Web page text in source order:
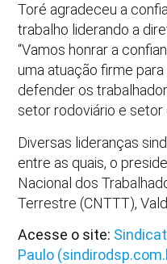
Toré agradeceu a
trabalho liderando a
“Vamos honrar a
uma atuação firme
defender os
setor rodoviário e setor
Diversas lideranças
entre as quais, o
Nacional dos
Terrestre (CNTTT),
Acesse o site:
Paulo